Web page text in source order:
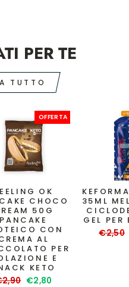
PER TE
TUTTO
OFFERTA
OK
CHOCO
50G
PANCAKE
CON
AL
PER
E
KETO
Prezzo
€2,80
35ML
GEL PER
Prezzo
€2,50